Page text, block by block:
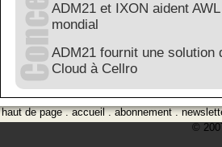
ADM21 et IXON aident
mondial
ADM21 fournit une
Cloud à Cellro
haut de page.accueil.abonnement.
©